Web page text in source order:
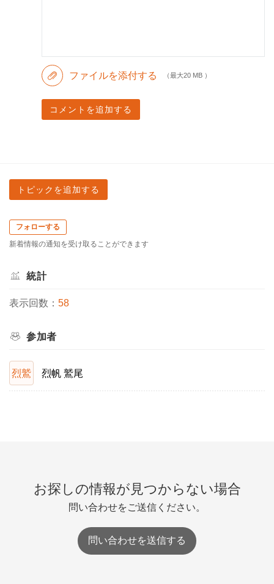
ファイルを添付する （最大20 MB ）
コメントを追加する
トピックを追加する
フォローする
新着情報の通知を受け取ることができます
統計
表示回数： 58
参加者
烈鷲 烈帆 鷲尾
お探しの情報が見つからない場合
問い合わせをご送信ください。
問い合わせを送信する